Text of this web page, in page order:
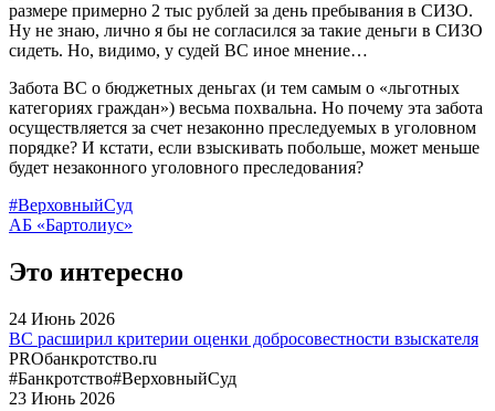
размере примерно 2 тыс рублей за день пребывания в СИЗО.
Ну не знаю, лично я бы не согласился за такие деньги в СИЗО
сидеть. Но, видимо, у судей ВС иное мнение…
Забота ВС о бюджетных деньгах (и тем самым о «льготных
категориях граждан») весьма похвальна. Но почему эта забота
осуществляется за счет незаконно преследуемых в уголовном
порядке? И кстати, если взыскивать побольше, может меньше
будет незаконного уголовного преследования?
#ВерховныйСуд
АБ «Бартолиус»
Это интересно
24 Июнь 2026
ВС расширил критерии оценки добросовестности взыскателя
PROбанкротство.ru
#Банкротство#ВерховныйСуд
23 Июнь 2026